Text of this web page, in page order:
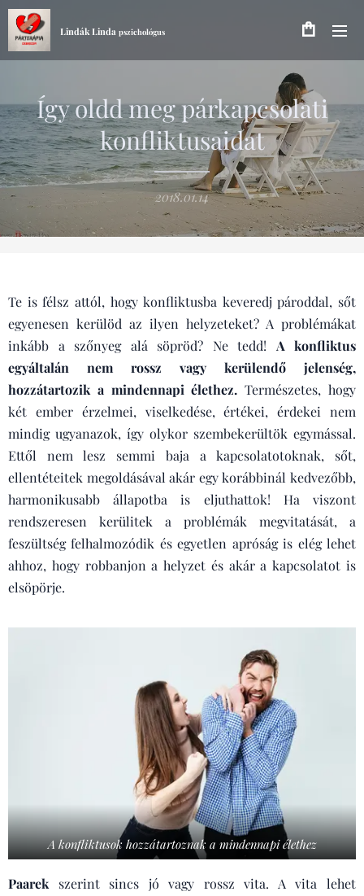
Lindák Linda pszichológus
Így oldd meg párkapcsolati
konfliktusaidat
2018.01.14
Te is félsz attól, hogy konfliktusba keveredj pároddal, sőt
egyenesen kerülöd az ilyen helyzeteket? A problémákat
inkább a szőnyeg alá söpröd? Ne tedd! A konfliktus
egyáltalán nem rossz vagy kerülendő jelenség,
hozzátartozik a mindennapi élethez. Természetes, hogy
két ember érzelmei, viselkedése, értékei, érdekei nem
mindig ugyanazok, így olykor szembekerültök egymással.
Ettől nem lesz semmi baja a kapcsolatotoknak, sőt,
ellentéteitek megoldásával akár egy korábbinál kedvezőbb,
harmonikusabb állapotba is eljuthattok! Ha viszont
rendszeresen kerülitek a problémák megvitatását, a
feszültség felhalmozódik és egyetlen apróság is elég lehet
ahhoz, hogy robbanjon a helyzet és akár a kapcsolatot is
elsöpörje.
A konfliktusok hozzátartoznak a mindennapi élethez
Paarekszerint sincs jó vagy rossz vita. A vita lehet